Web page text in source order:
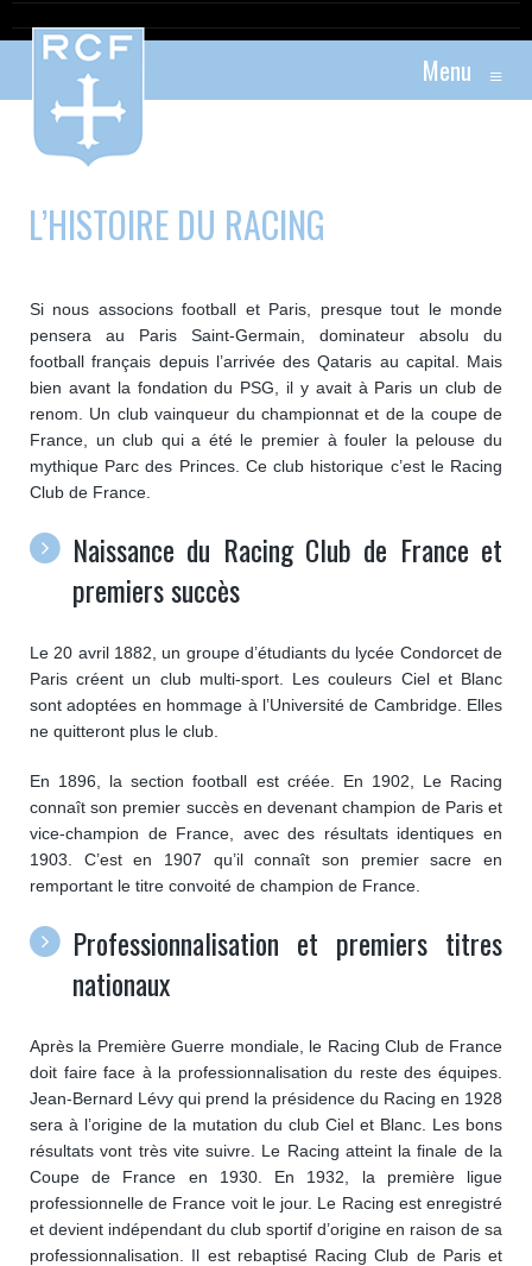
Menu ≡
L’HISTOIRE DU RACING
Si nous associons football et Paris, presque tout le monde
pensera au Paris Saint-Germain, dominateur absolu du
football français depuis l’arrivée des Qataris au capital. Mais
bien avant la fondation du PSG, il y avait à Paris un club de
renom. Un club vainqueur du championnat et de la coupe de
France, un club qui a été le premier à fouler la pelouse du
mythique Parc des Princes. Ce club historique c’est le Racing
Club de France.
Naissance du Racing Club de France et
premiers succès
Le 20 avril 1882, un groupe d’étudiants du lycée Condorcet de
Paris créent un club multi-sport. Les couleurs Ciel et Blanc
sont adoptées en hommage à l’Université de Cambridge. Elles
ne quitteront plus le club.
En 1896, la section football est créée. En 1902, Le Racing
connaît son premier succès en devenant champion de Paris et
vice-champion de France, avec des résultats identiques en
1903. C’est en 1907 qu’il connaît son premier sacre en
remportant le titre convoité de champion de France.
Professionnalisation et premiers titres
nationaux
Après la Première Guerre mondiale, le Racing Club de France
doit faire face à la professionnalisation du reste des équipes.
Jean-Bernard Lévy qui prend la présidence du Racing en 1928
sera à l’origine de la mutation du club Ciel et Blanc. Les bons
résultats vont très vite suivre. Le Racing atteint la finale de la
Coupe de France en 1930. En 1932, la première ligue
professionnelle de France voit le jour. Le Racing est enregistré
et devient indépendant du club sportif d’origine en raison de sa
professionnalisation. Il est rebaptisé Racing Club de Paris et